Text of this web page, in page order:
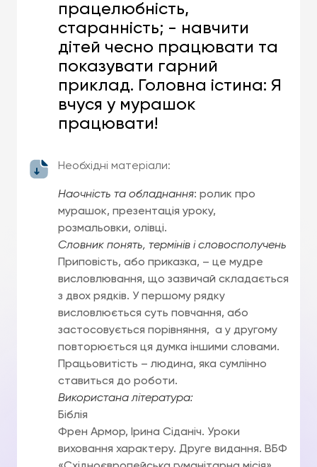
працелюбність,
старанність; - навчити
дітей чесно працювати та
показувати гарний
приклад. Головна істина: Я
вчуся у мурашок
працювати!
Необхідні матеріали:
Наочність та обладнання: ролик про
мурашок, презентація уроку,
розмальовки, олівці.
Словник понять, термінів і словосполучень
Приповість, або приказка, – це мудре
висловлювання, що зазвичай складається
з двох рядків. У першому рядку
висловлюється суть повчання, або
застосовується порівняння, а у другому
повторюється ця думка іншими словами.
Працьовитість – людина, яка сумлінно
ставиться до роботи.
Використана література:
Біблія
Френ Армор, Ірина Сіданіч. Уроки
виховання характеру. Друге видання. ВБФ